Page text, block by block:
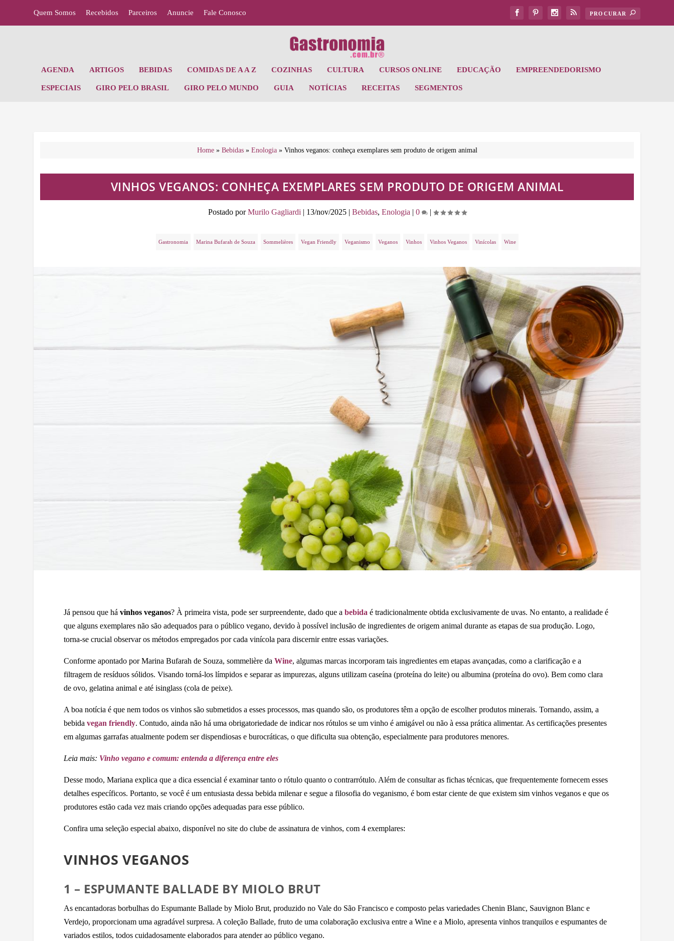
Quem Somos Recebidos Parceiros Anuncie Fale Conosco
AGENDA ARTIGOS BEBIDAS COMIDAS DE A A Z COZINHAS CULTURA CURSOS ONLINE EDUCAÇÃO EMPREENDEDORISMO
ESPECIAIS GIRO PELO BRASIL GIRO PELO MUNDO GUIA NOTÍCIAS RECEITAS SEGMENTOS
Home» Bebidas» Enologia» Vinhos veganos: conheça exemplares sem produto de origem animal
VINHOS VEGANOS: CONHEÇA EXEMPLARES SEM PRODUTO DE ORIGEM ANIMAL
Postado porMurilo Gagliardi | 13/nov/2025| Bebidas, Enologia | 0 |
Gastronomia Marina Bufarah de Souza Sommelières Vegan Friendly Veganismo Veganos Vinhos Vinhos Veganos Vinícolas Wine
Já pensou que hávinhos veganos? À primeira vista, pode ser surpreendente, dado que abebida é tradicionalmente obtida exclusivamente de uvas. No entanto, a realidade é
que alguns exemplares não são adequados para o público vegano, devido à possível inclusão de ingredientes de origem animal durante as etapas de sua produção. Logo,
torna-se crucial observar os métodos empregados por cada vinícola para discernir entre essas variações.
Conforme apontado por Marina Bufarah de Souza, sommelière daWine, algumas marcas incorporam tais ingredientes em etapas avançadas, como a clarificação e a
filtragem de resíduos sólidos. Visando torná-los límpidos e separar as impurezas, alguns utilizam caseína (proteína do leite) ou albumina (proteína do ovo). Bem como clara
de ovo, gelatina animal e até isinglass (cola de peixe).
A boa notícia é que nem todos os vinhos são submetidos a esses processos, mas quando são, os produtores têm a opção de escolher produtos minerais. Tornando, assim, a
bebidavegan friendly. Contudo, ainda não há uma obrigatoriedade de indicar nos rótulos se um vinho é amigável ou não à essa prática alimentar. As certificações presentes
em algumas garrafas atualmente podem ser dispendiosas e burocráticas, o que dificulta sua obtenção, especialmente para produtores menores.
Leia mais: Vinho vegano e comum: entenda a diferença entre eles
Desse modo, Mariana explica que a dica essencial é examinar tanto o rótulo quanto o contrarrótulo. Além de consultar as fichas técnicas, que frequentemente fornecem esses
detalhes específicos. Portanto, se você é um entusiasta dessa bebida milenar e segue a filosofia do veganismo, é bom estar ciente de que existem sim vinhos veganos e que os
produtores estão cada vez mais criando opções adequadas para esse público.
Confira uma seleção especial abaixo, disponível no site do clube de assinatura de vinhos, com 4 exemplares:
VINHOS VEGANOS
1 – ESPUMANTE BALLADE BY MIOLO BRUT
As encantadoras borbulhas do Espumante Ballade by Miolo Brut, produzido no Vale do São Francisco e composto pelas variedades Chenin Blanc, Sauvignon Blanc e
Verdejo, proporcionam uma agradável surpresa. A coleção Ballade, fruto de uma colaboração exclusiva entre a Wine e a Miolo, apresenta vinhos tranquilos e espumantes de
variados estilos, todos cuidadosamente elaborados para atender ao público vegano.